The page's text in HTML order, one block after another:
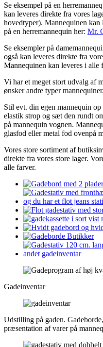
Se eksempel på en
kan leveres direkte fra vores
hovedtyper). Mannequinen kan
på en herremannequin her: Mr.
Se eksempler på
også kan leveres direkte fra
Mannequinen kan leveres i alle
Vi har et meget stort udvalg af
ønsker andre typer mannequiner.
Stil evt. din egen mannequin
elastik strop og sæt den rundt
på mannequin vognen.
glasfod eller metal fod ovenpå
Vores store sortiment af
direkte fra vores store lager.
alle farver.
Gadeinventar
Udstilling på gaden.
præsentation af varer på